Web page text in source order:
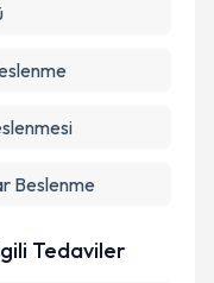
Beslenme
Tedaviler